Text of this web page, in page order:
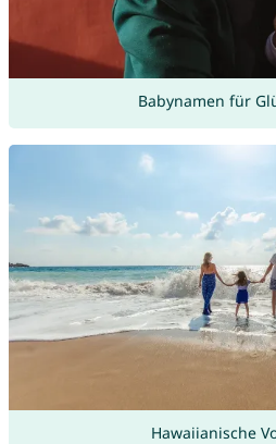
Babynamen für
Hawaiianische